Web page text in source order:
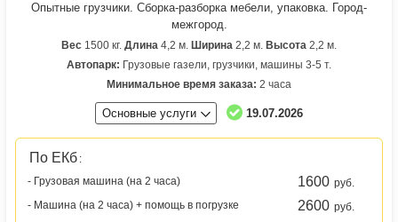
Опытные грузчики. Сборка-разборка мебели, упаковка. Город-
межгород.
Вес 1500 кг. Длина 4,2 м. Ширина 2,2 м. Высота 2,2 м.
Автопарк: Грузовые газели, грузчики, машины 3-5 т.
Минимальное время заказа: 2 часа
Основные услуги 19.07.2026
По ЕКб :
- Грузовая машина (на 2 часа)
1600 руб.
- Машина (на 2 часа) + помощь в погрузке
2600 руб.